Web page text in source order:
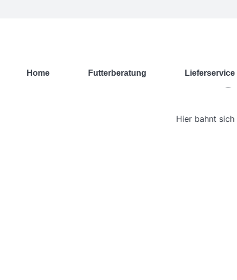
Home Futterberatung Lieferservice
Hier bahnt